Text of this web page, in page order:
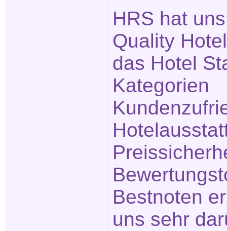
HRS hat
Quality
das Hotel
Kategorien
Bestnoten
uns sehr